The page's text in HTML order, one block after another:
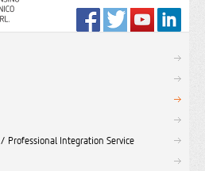
PT
Professional Integration Service